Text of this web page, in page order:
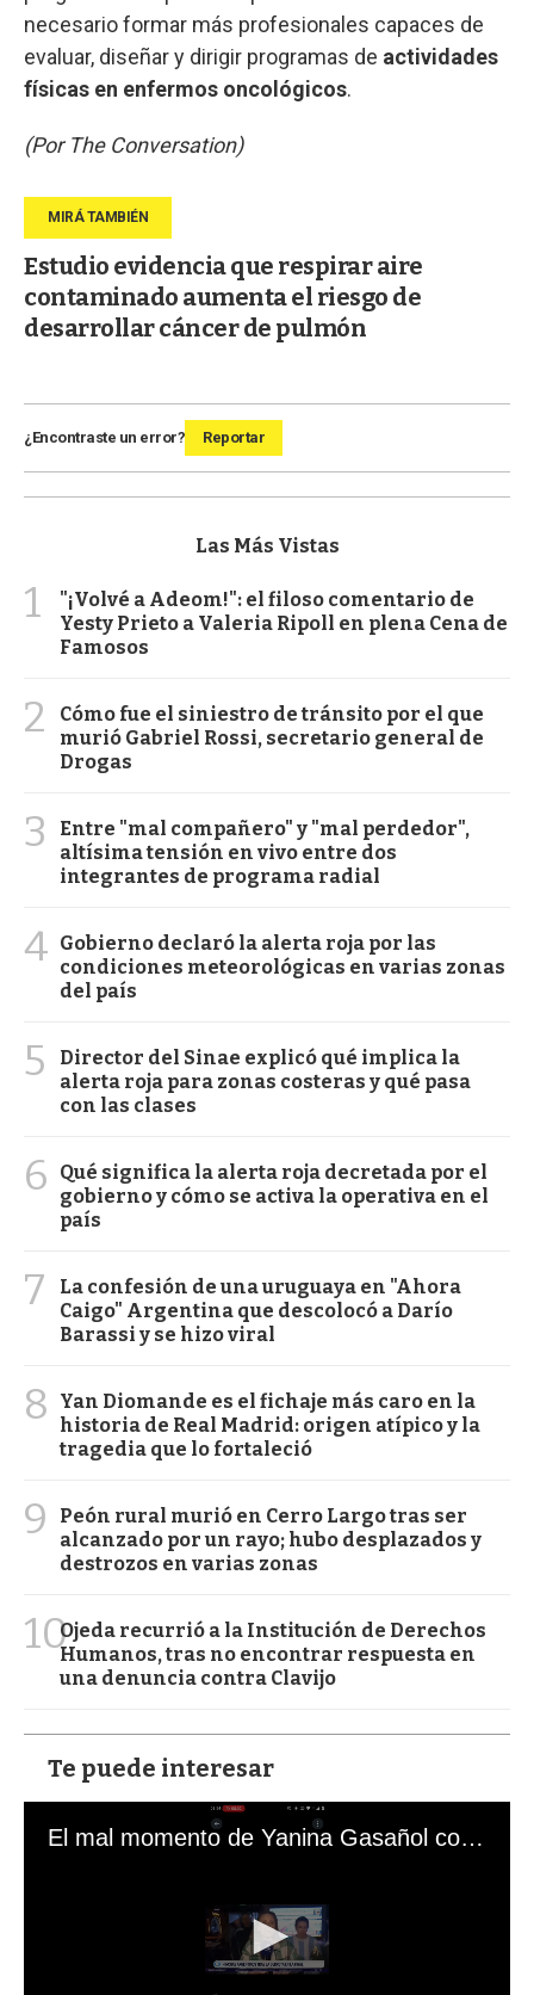
necesario formar más profesionales capaces de
evaluar, diseñar y dirigir programas de actividades
físicas en enfermos oncológicos.
(Por The Conversation)
Estudio evidencia que respirar aire
contaminado aumenta el riesgo de
desarrollar cáncer de pulmón
¿Encontraste un error? Reportar
Las Más Vistas
1
"¡Volvé a Adeom!": el filoso comentario de
Yesty Prieto a Valeria Ripoll en plena Cena de
Famosos
2
Cómo fue el siniestro de tránsito por el que
murió Gabriel Rossi, secretario general de
Drogas
3
Entre "mal compañero" y "mal perdedor",
altísima tensión en vivo entre dos
integrantes de programa radial
4 Gobierno declaró la alerta roja por las
condiciones meteorológicas en varias zonas
del país
5
Director del Sinae explicó qué implica la
alerta roja para zonas costeras y qué pasa
con las clases
6
Qué significa la alerta roja decretada por el
gobierno y cómo se activa la operativa en el
país
7
La confesión de una uruguaya en "Ahora
Caigo" Argentina que descolocó a Darío
Barassi y se hizo viral
8
Yan Diomande es el fichaje más caro en la
historia de Real Madrid: origen atípico y la
tragedia que lo fortaleció
9
Peón rural murió en Cerro Largo tras ser
alcanzado por un rayo; hubo desplazados y
destrozos en varias zonas
10Ojeda recurrió a la Institución de Derechos
Humanos, tras no encontrar respuesta en
una denuncia contra Clavijo
Te puede interesar
El mal momento de Yanina Gasañol con un hincha argentino en "Subrayado"